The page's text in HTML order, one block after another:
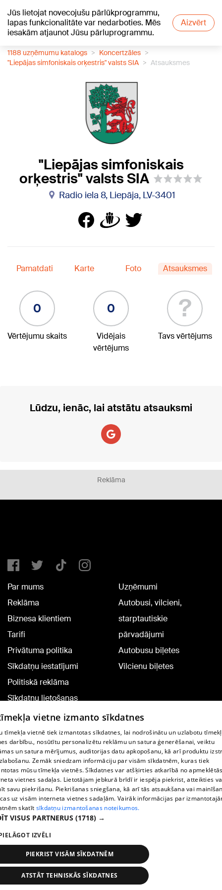
Jūs lietojat novecojušu pārlūkprogrammu,
lapas funkcionalitāte var nedarboties. Mēs
iesakām atjaunot Jūsu pārluprogrammu.
Aizvērt
+19°C
1188 uzņēmumu katalogs
Koncertzāles
"Liepājas simfoniskais orķestris" valsts SIA
Atsauksmes
"Liepājas simfoniskais
orķestris" valsts SIA
Radio iela 8, Liepāja, LV-3401
Pamatdati Karte Foto Atsauksmes
0
Vērtējumu skaits
0
Vidējais
vērtējums
?
Tavs vērtējums
Lūdzu, ienāc, lai atstātu atsauksmi
Reklāma
Par mums
Reklāma
Biznesa klientiem
Tarifi
Privātuma politika
Sīkdatņu iestatījumi
Politiskā reklāma
Sīkdatņu lietošanas
noteikumi
Komentāru pievienošana
Uzņēmumi
Autobusi, vilcieni,
starptautiskie
pārvadājumi
Autobusu biļetes
Vilcienu biļetes
TV programma
Līguma noteikumi
360 Ziņu kontakti
Helio Media
Portāla palīdzības dienests: e-pasts -
All rights reserved.
Ziņas Meklēt 1188 play
vietne izmanto sīkdatnes
tīmekļa vietnē tiek izmantotas sīkdatnes, lai nodrošinātu un uzlabotu
darbību., nosūtītu personalizētu reklāmu un satura ģenerēšanai, veiktu
un satura mērījumus, auditorijas datu apkopošanu, kā arī produktu
Zemāk sniedzam informāciju par visām sīkdatnēm, kuras tiek
mūsu tīmekļa vietnēs. Sīkdatnes var atšķirties atkarībā no
vietnes sadaļas. Lietotājam jebkurā brīdī ir iespēja piekrist, atteikties
savu piekrišanu. Piekrišanas sniegšana, kā arī tās atsaukšana vai
uz visām interneta vietnes sadaļām. Vairāk informācijas par
skatīt sīkdatņu izmantošanas noteikumos.
VISUS PARTNERUS (1718) →
IZVĒLI
PIEKRIST VISĀM SĪKDATNĒM
ATSTĀT TEHNISKĀS SĪKDATNES